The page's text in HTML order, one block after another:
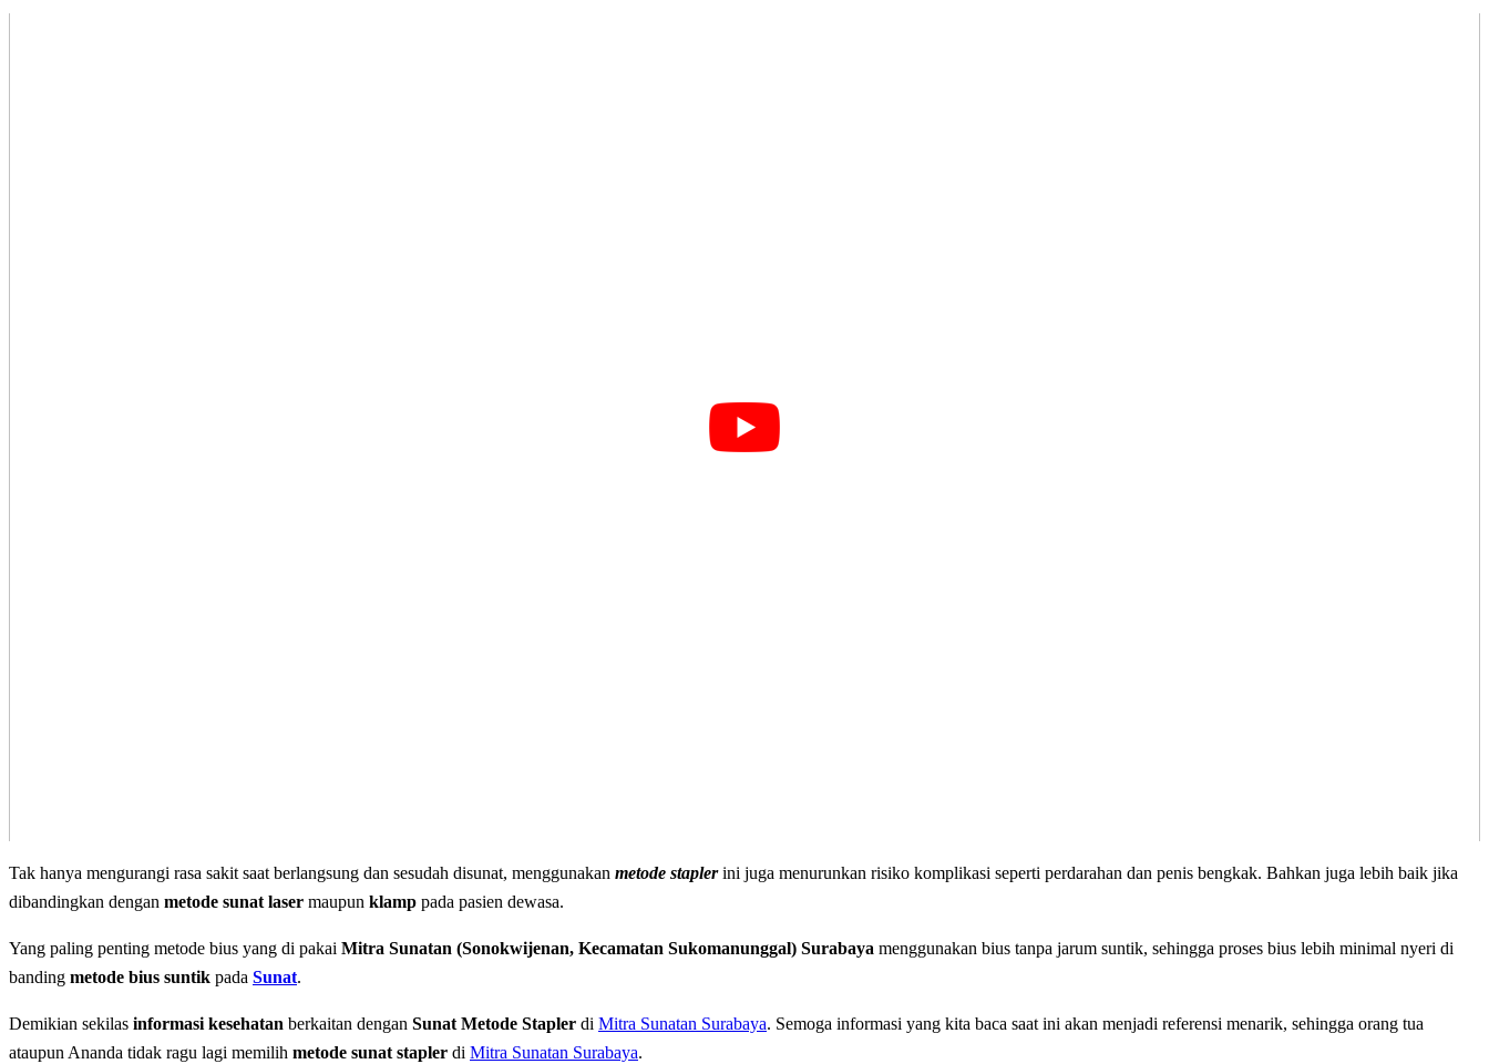
Tak hanya mengurangi rasa sakit saat berlangsung dan sesudah disunat, menggunakan metode staplerini juga menurunkan risiko komplikasi seperti perdarahan dan penis bengkak. Bahkan juga lebih baik jika
dibandingkan dengan metode sunat laser maupun klamp pada pasien dewasa.
Yang paling penting metode bius yang di pakai Mitra Sunatan (Sonokwijenan, Kecamatan Sukomanunggal) Surabaya menggunakan bius tanpa jarum suntik, sehingga proses bius lebih minimal nyeri di
banding metode bius suntik pada Sunat.
Demikian sekilas informasi kesehatan berkaitan dengan Sunat Metode Stapler di Mitra Sunatan Surabaya. Semoga informasi yang kita baca saat ini akan menjadi referensi menarik, sehingga orang tua
ataupun Ananda tidak ragu lagi memilih metode sunat stapler di Mitra Sunatan Surabaya.